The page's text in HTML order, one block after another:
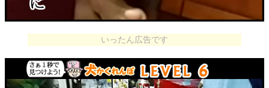
いったん広告です